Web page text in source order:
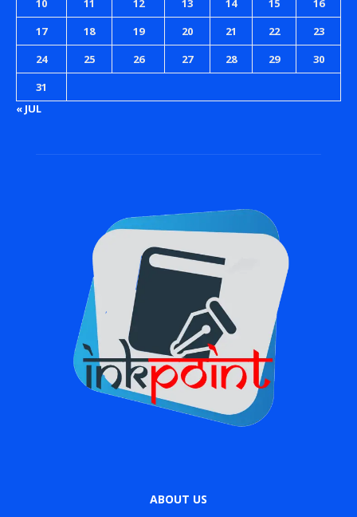
17
18 19 20 21 22
23
24
25 26 27 28 29
30
31
« JUL
ABOUT US